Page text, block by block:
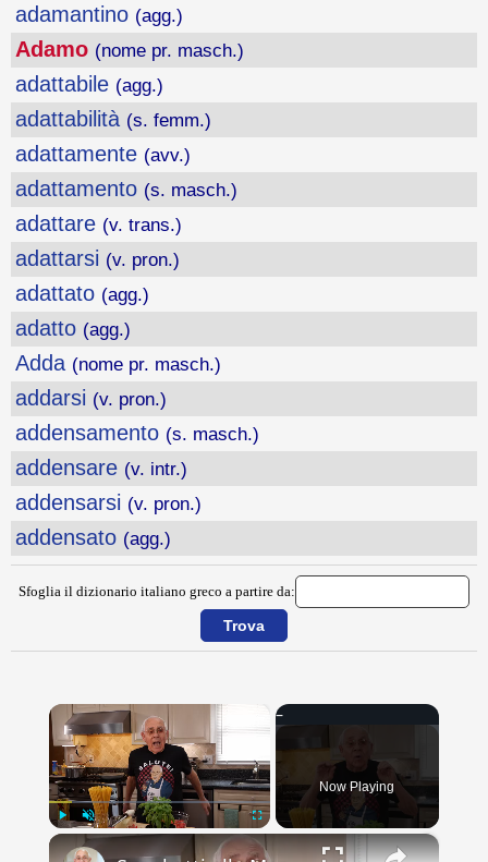
adamantino (agg.)
Adamo (nome pr. masch.)
adattabile (agg.)
adattabilità (s. femm.)
adattamente (avv.)
adattamento (s. masch.)
adattare (v. trans.)
adattarsi (v. pron.)
adattato (agg.)
adatto (agg.)
Adda (nome pr. masch.)
addarsi (v. pron.)
addensamento (s. masch.)
addensare (v. intr.)
addensarsi (v. pron.)
addensato (agg.)
Sfoglia il dizionario italiano greco a partire da:
Unmute
Now Playing
×